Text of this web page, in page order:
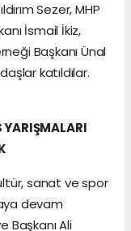
Sezer, MHP
İsmail İkiz,
Başkanı Ünal
katıldılar.
YARIŞMALARI
sanat ve spor
devam
Başkanı Ali